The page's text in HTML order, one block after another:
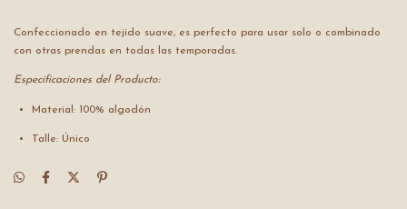
Confeccionado en tejido suave, es perfecto para usar solo o combinado
con otras prendas en todas las temporadas.
Especificaciones del Producto:
Material: 100% algodón
Talle: Único